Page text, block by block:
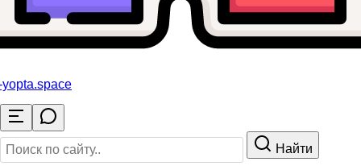
.space
Найти